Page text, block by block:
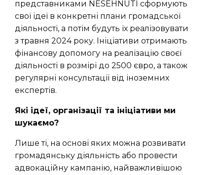
представниками NESEHNUTÍ сформують
свої ідеї в конкретні плани громадської
діяльності, а потім будуть їх реалізовувати
з травня 2024 року. Ініціативи отримають
фінансову допомогу на реалізацію своєї
діяльності в розмірі до 2500 євро, а також
регулярні консультації від іноземних
експертів.
Які ідеї, організації та ініціативи ми
шукаємо?
Лише ті, на основі яких можна розвивати
громадянську діяльність або провести
адвокаційну кампанію, найважливішою